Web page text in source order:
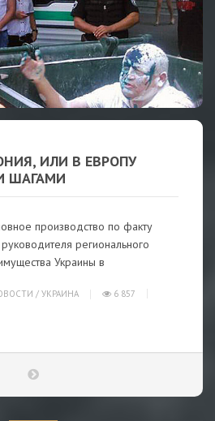
ИЛИ В ЕВРОПУ
ШАГАМИ
производство по факту
регионального
Украины в
/ УКРАИНА
6 857